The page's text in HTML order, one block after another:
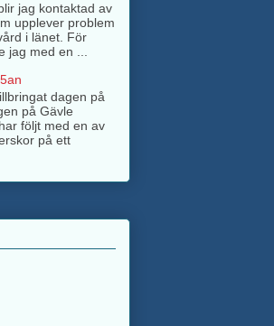
jag kontaktad av
upplever problem
i länet. För
jag med en ...
dagen på
på Gävle
följt med en av
på ett